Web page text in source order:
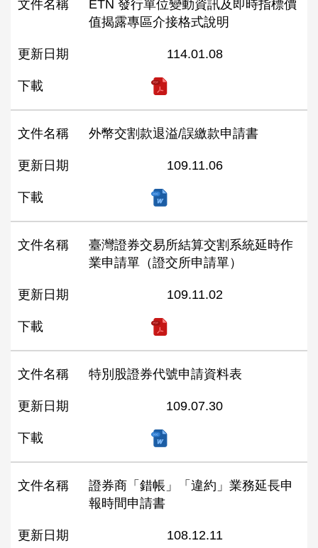
文件名稱
ETN 發行單位變動資訊及即時指標價
值揭露專區介接格式說明
更新日期 114.01.08
下載
文件名稱 外幣交割款退溢/誤繳款申請書
更新日期 109.11.06
下載
文件名稱
臺灣證券交易所結算交割系統延時作
業申請單（證交所申請單）
更新日期 109.11.02
下載
文件名稱 特別股證券代號申請資料表
更新日期 109.07.30
下載
文件名稱
證券商「錯帳」「違約」業務延長申
報時間申請書
更新日期 108.12.11